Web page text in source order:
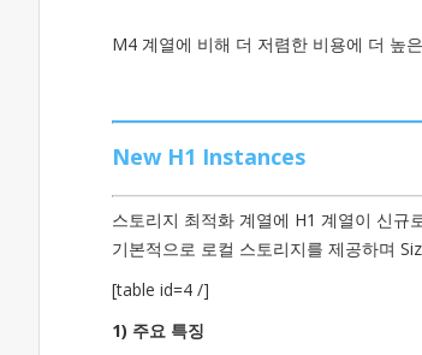
M4 계열에 비해 더 저렴한 비용에 더 높
New H1 Instances
스토리지 최적화 계열에 H1 계열이 신규
기본적으로 로컬 스토리지를 제공하며
[table id=4 /]
1) 주요 특징